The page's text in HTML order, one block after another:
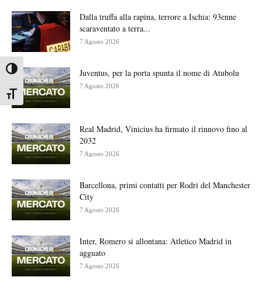
Attiva/disattiva alto contrasto
Attiva/disattiva dimensione testo
Dalla truffa alla rapina, terrore a Ischia: 93enne
scaraventato a terra...
7 Agosto 2026
Juventus, per la porta spunta il nome di Atubolu
7 Agosto 2026
Real Madrid, Vinicius ha firmato il rinnovo fino al
2032
7 Agosto 2026
Barcellona, primi contatti per Rodri del Manchester
City
7 Agosto 2026
Inter, Romero si allontana: Atletico Madrid in
agguato
7 Agosto 2026